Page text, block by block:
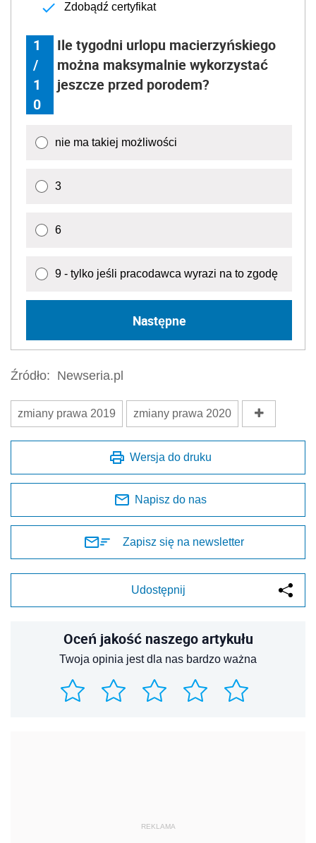
Zdobądź certyfikat
1
/
1
0
Ile tygodni urlopu macierzyńskiego
można maksymalnie wykorzystać
jeszcze przed porodem?
nie ma takiej możliwości
3
6
9 - tylko jeśli pracodawca wyrazi na to zgodę
Następne
Źródło: Newseria.pl
zmiany prawa 2019 zmiany prawa 2020
Wersja do druku
Napisz do nas
Zapisz się na newsletter
Udostępnij
Oceń jakość naszego artykułu
Twoja opinia jest dla nas bardzo ważna
REKLAMA